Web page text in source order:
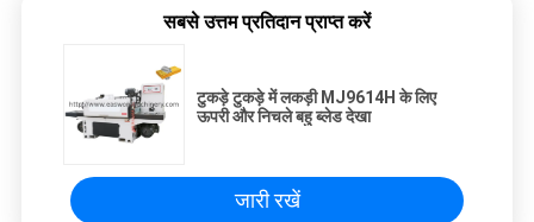
सबसे उत्तम प्रतिदान प्राप्त करें
टुकड़े टुकड़े में लकड़ी MJ9614H के लिए
ऊपरी और निचले बहु ब्लेड देखा
जारी रखें